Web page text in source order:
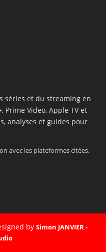
séries et du streaming en
Prime Video, Apple TV et
analyses et guides pour
avec les plateformes citées.
by Simon JANVIER -